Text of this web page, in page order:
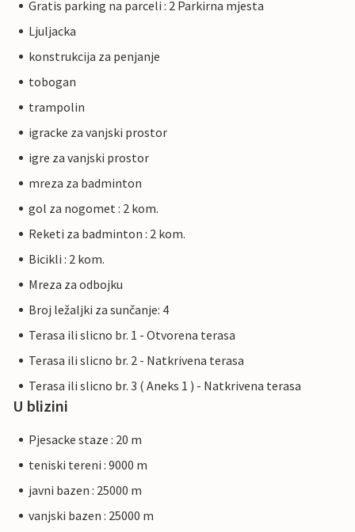
Gratis parking na parceli : 2 Parkirna mjesta
Ljuljacka
konstrukcija za penjanje
tobogan
trampolin
igracke za vanjski prostor
igre za vanjski prostor
mreza za badminton
gol za nogomet : 2 kom.
Reketi za badminton : 2 kom.
Bicikli : 2 kom.
Mreza za odbojku
Broj ležaljki za sunčanje: 4
Terasa ili slicno br. 1 - Otvorena terasa
Terasa ili slicno br. 2 - Natkrivena terasa
Terasa ili slicno br. 3 ( Aneks 1 ) - Natkrivena terasa
U blizini
Pjesacke staze : 20 m
teniski tereni : 9000 m
javni bazen : 25000 m
vanjski bazen : 25000 m